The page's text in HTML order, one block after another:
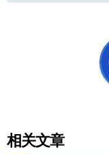
相关文章